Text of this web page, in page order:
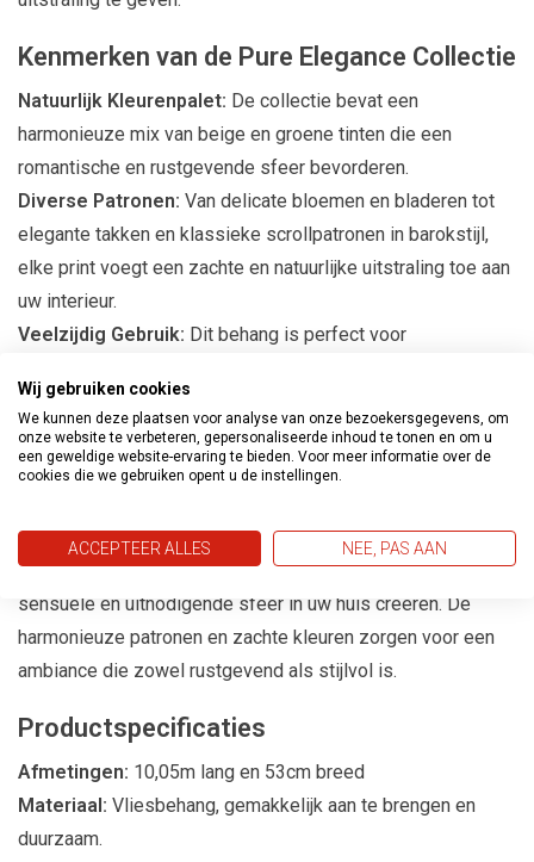
Kenmerken van de Pure Elegance Collectie
Natuurlijk Kleurenpalet: De collectie bevat een
harmonieuze mix van beige en groene tinten die een
romantische en rustgevende sfeer bevorderen.
Diverse Patronen: Van delicate bloemen en bladeren tot
elegante takken en klassieke scrollpatronen in barokstijl,
elke print voegt een zachte en natuurlijke uitstraling toe aan
uw interieur.
Veelzijdig Gebruik: Dit behang is perfect voor
woonkamers, keukens en hallen. Het past zich moeiteloos
aan elke stijl aan, waardoor het een ideale keuze is voor elk
huis.
Creëer een Sensuele Sfeer
Met dePure Elegancebehangcollectie kunt u een
sensuele en uitnodigende sfeer in uw huis creëren. De
harmonieuze patronen en zachte kleuren zorgen voor een
ambiance die zowel rustgevend als stijlvol is.
Productspecificaties
Afmetingen: 10,05m lang en 53cm breed
Materiaal: Vliesbehang, gemakkelijk aan te brengen en
duurzaam.
Wij gebruiken cookies
We kunnen deze plaatsen voor analyse van onze bezoekersgegevens, om
onze website te verbeteren, gepersonaliseerde inhoud te tonen en om u
een geweldige website-ervaring te bieden. Voor meer informatie over de
cookies die we gebruiken opent u de instellingen.
ACCEPTEER ALLES NEE, PAS AAN